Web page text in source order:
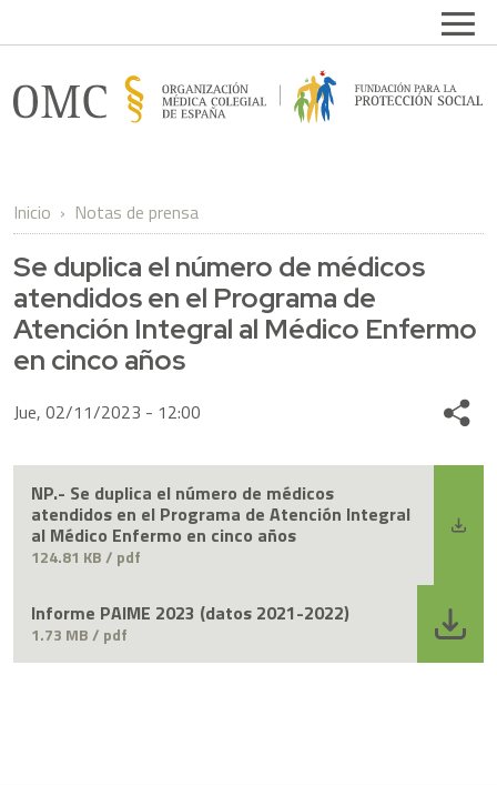
Inicio Notas de prensa
Se duplica el número de médicos
atendidos en el Programa de
Atención Integral al Médico Enfermo
en cinco años
Jue, 02/11/2023 - 12:00 Share
NP.- Se duplica el número de médicos
atendidos en el Programa de Atención Integral
al Médico Enfermo en cinco años
124.81 KB / pdf
Informe PAIME 2023 (datos 2021-2022)
1.73 MB / pdf